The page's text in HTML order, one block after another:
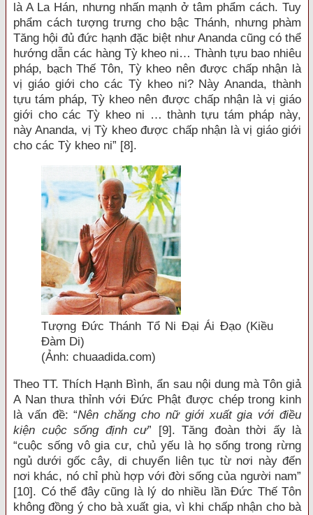
là A La Hán, nhưng nhấn mạnh ở tâm phẩm cách. Tuy
phẩm cách tượng trưng cho bậc Thánh, nhưng phàm
Tăng hội đủ đức hạnh đặc biệt như Ananda cũng có thể
hướng dẫn các hàng Tỳ kheo ni… Thành tựu bao nhiêu
pháp, bạch Thế Tôn, Tỳ kheo nên được chấp nhận là
vị giáo giới cho các Tỳ kheo ni? Này Ananda, thành
tựu tám pháp, Tỳ kheo nên được chấp nhận là vị giáo
giới cho các Tỳ kheo ni … thành tựu tám pháp này,
này Ananda, vị Tỳ kheo được chấp nhận là vị giáo giới
cho các Tỳ kheo ni” [8].
Tượng Đức Thánh Tổ Ni Đại Ái Đạo (Kiều
Đàm Di)
(Ảnh: chuaadida.com)
Theo TT. Thích Hạnh Bình, ẩn sau nội dung mà Tôn giả
A Nan thưa thỉnh với Đức Phật được chép trong kinh
là vấn đề: “Nên chăng cho nữ giới xuất gia với điều
kiện cuộc sống định cư” [9]. Tăng đoàn thời ấy là
“cuộc sống vô gia cư, chủ yếu là họ sống trong rừng
ngủ dưới gốc cây, di chuyển liên tục từ nơi này đến
nơi khác, nó chỉ phù hợp với đời sống của người nam”
[10]. Có thể đây cũng là lý do nhiều lần Đức Thế Tôn
không đồng ý cho bà xuất gia, vì khi chấp nhận cho bà